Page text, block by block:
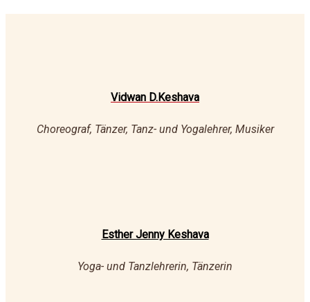
Vidwan D.Keshava
Choreograf, Tänzer, Tanz- und Yogalehrer, Musiker
Esther Jenny Keshava
Yoga- und Tanzlehrerin, Tänzerin